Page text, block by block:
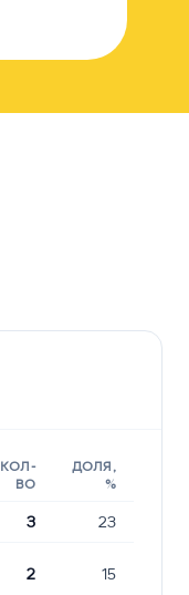
КОЛ-
ВО
ДОЛЯ,
%
3 23
2 15